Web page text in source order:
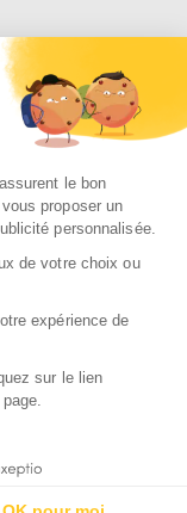


le bon
proposer un
personnalisée.
de votre choix ou
expérience de
sur le lien